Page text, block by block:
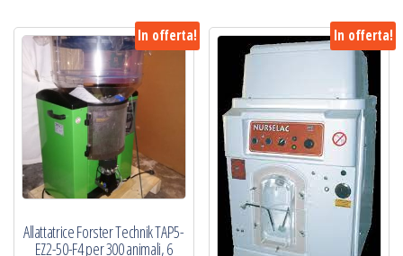
In offerta!
Allattatrice Forster Technik TAP5-
EZ2-50-F4 per 300 animali, 6
In offerta!